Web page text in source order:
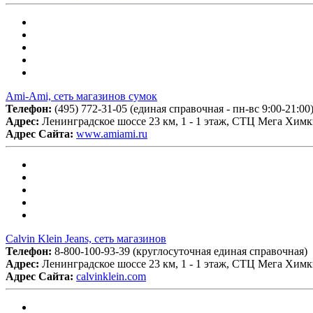
Ami-Ami, сеть магазинов сумок
Телефон: (495) 772-31-05 (единая справочная - пн-вс 9:00-21:00)
Адрес: Ленинградское шоссе 23 км, 1 - 1 этаж, СТЦ Мега
Адрес Сайта: www.amiami.ru
Calvin Klein Jeans, сеть магазинов
Телефон: 8-800-100-93-39 (круглосуточная единая справочная)
Адрес: Ленинградское шоссе 23 км, 1 - 1 этаж, СТЦ Мега
Адрес Сайта: calvinklein.com